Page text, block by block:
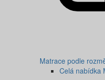
Matrace podle
Celá nabídka